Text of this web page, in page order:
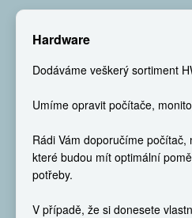
Hardware
Dodáváme veškerý sortiment
Umíme opravit počítače,
Rádi Vám doporučíme počítač,
které budou mít optimální
potřeby.
V případě, že si donesete